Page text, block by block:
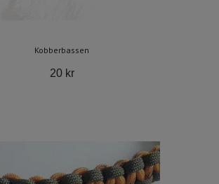
Kobberbassen
20 kr